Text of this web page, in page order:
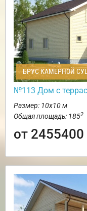
БРУС КАМЕРНОЙ
№113 Дом с
Размер: 10х10 м
Общая площадь: 1852
от 2455400